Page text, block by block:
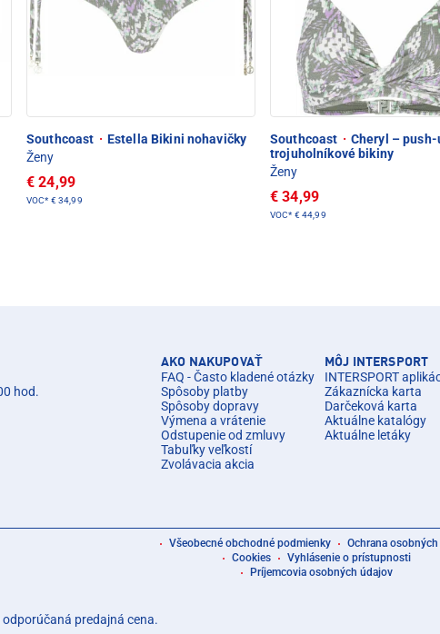
Southcoast · Estella Bikini nohavičky
Ženy
€ 24,99
VOC* € 34,99
Southcoast · Cheryl – push-
trojuholníkové bikiny
Ženy
€ 34,99
VOC* € 44,99
hod.
AKO NAKUPOVAŤ
FAQ - Často kladené otázky
Spôsoby platby
Spôsoby dopravy
Výmena a vrátenie
Odstupenie od zmluvy
Tabuľky veľkostí
Zvolávacia akcia
MÔJ INTERSPORT
INTERSPORT
Zákaznícka karta
Darčeková karta
Aktuálne katalógy
Aktuálne letáky
Všeobecné obchodné podmienky
Ochrana
Cookies
Vyhlásenie o prístupnosti
Príjemcovia osobných údajov
predajná cena.